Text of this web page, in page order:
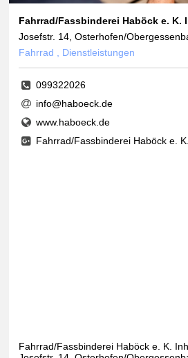
Fahrrad/Fassbinderei Haböck e. K.
Josefstr. 14, Osterhofen/
Fahrrad , Dienstleistungen
099322026
info@haboeck.de
www.haboeck.de
Fahrrad/Fassbinderei Haböck e. K.
Fahrrad/Fassbinderei Haböck e. K.